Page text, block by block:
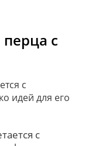
с
с
идей для его
с